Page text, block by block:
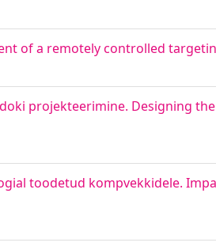
of a remotely controlled
projekteerimine. Designing
toodetud kompvekkidele.